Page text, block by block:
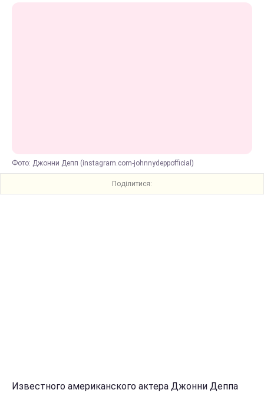
Фото: Джонни Депп (instagram.com-johnnydeppofficial)
Поділитися:
Известного американского актера Джонни Деппа